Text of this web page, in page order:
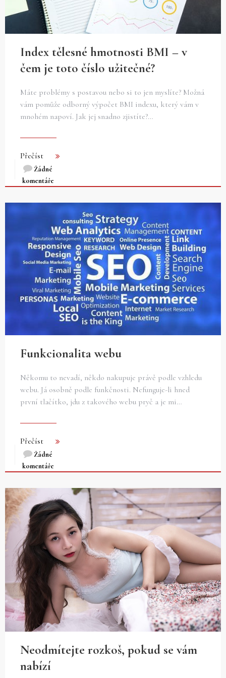
Index tělesné hmotnosti BMI – v
čem je toto číslo užitečné?
Máte problémy s postavou nebo si to jen myslíte? Možná
vám pomůže odborný výpočet BMI indexu, který vám v
mnohém napoví. Jak jej snadno zjistíte?…
Přečíst
Žádné
komentáře
Funkcionalita webu
Někomu to nevadí, někdo nakupuje právě podle vzhledu
webu. Já osobně podle funkčnosti. Nefunguje-li hned
první tlačítko, jdu z takového webu pryč a je mi…
Přečíst
Žádné
komentáře
Neodmítejte rozkoš, pokud se vám
nabízí